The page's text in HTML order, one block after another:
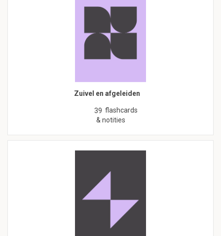
Zuivel en afgeleiden
39 flashcards
& notities